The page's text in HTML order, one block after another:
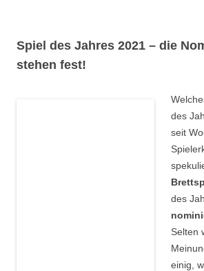
Spiel des Jahres 2021 – die
stehen fest!
des
seit
des
Selten
einig,